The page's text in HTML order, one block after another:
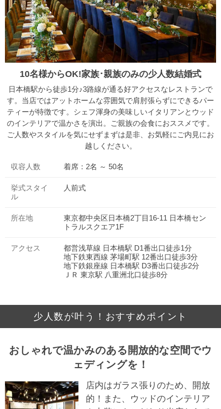
10名様からOK!家族･親族のみの少人数結婚式
日本橋駅から徒歩1分♪3路線が通る好アクセスなレストランで
す。当店ではアットホームな雰囲気で肩肘張らずにできるパー
ティーが特徴です。シェフ渾身の美味しいイタリアンとウッド
のインテリアで温かさを演出。ご親族の会食におススメです。
ご人数やスタイルを気にせずまずは是非、お気軽にご内見にお
越しください。
収容人数 着席：2名 ～ 50名
挙式スタイ
ル
人前式
所在地
東京都中央区日本橋2丁目16-11 日本橋セン
トラルスクエア1F
アクセス
都営浅草線 日本橋駅 D1番出口徒歩1分
地下鉄東西線 茅場町駅 12番出口徒歩3分
地下鉄銀座線 日本橋駅 D3番出口徒歩2分
ＪＲ 東京駅 八重洲北口徒歩8分
少人数が叶う！おすすめポイント
おしゃれで温かみのある開放的な空間でウ
ェディングを！
店内はガラス張りのため、開放
的！また、ウッドのインテリア